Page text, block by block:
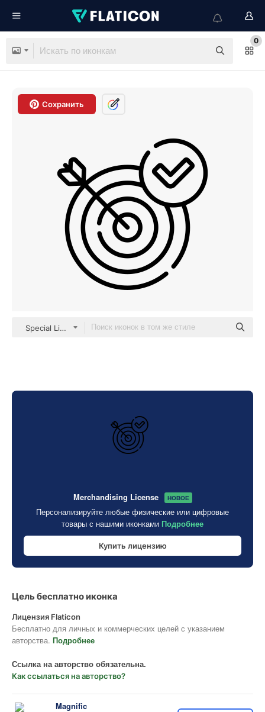
0
Сохранить
Special Lineal
Merchandising License НОВОЕ
Персонализируйте любые физические или цифровые
товары с нашими иконками Подробнее
Купить лицензию
Цель бесплатно иконка
Лицензия Flaticon
Бесплатно для личных и коммерческих целей с указанием
авторства. Подробнее
Ссылка на авторство обязательна.
Как ссылаться на авторство?
Magnific